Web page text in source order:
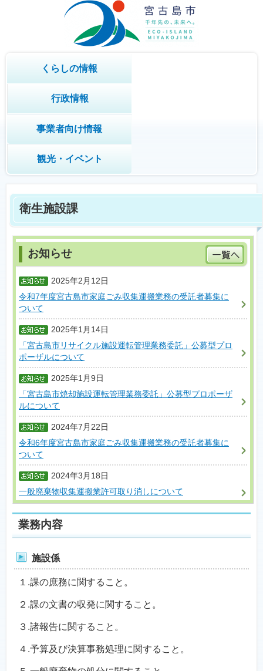
くらしの情報
行政情報
事業者向け情報
観光・イベント
衛生施設課
2025年2月12日
令和7年度宮古島市家庭ごみ収集運搬業務の受託者募集に
ついて
2025年1月14日
「宮古島市リサイクル施設運転管理業務委託」公募型プロ
ポーザルについて
2025年1月9日
「宮古島市焼却施設運転管理業務委託」公募型プロポーザ
ルについて
2024年7月22日
令和6年度宮古島市家庭ごみ収集運搬業務の受託者募集に
ついて
2024年3月18日
一般廃棄物収集運搬業許可取り消しについて
業務内容
施設係
１.課の庶務に関すること。
２.課の文書の収発に関すること。
３.諸報告に関すること。
４.予算及び決算事務処理に関すること。